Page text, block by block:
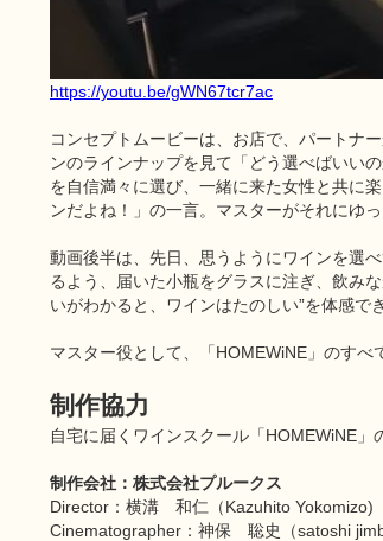
https://youtu.be/gWN67tcr7ac
コンセプトムービーは、お店で、パートナ
ンのラインナップを見て「どう選べばいい
を自信満々に選び、一緒に来た女性と共に
ンだよね！」の一言。マスターがそれにゆ
動画後半は、先日、思うようにワインを選
るよう、届いた小瓶をグラスに注ぎ、飲み
いがわかると、ワインはたのしい”を体感で
マスター役として、「HOMEWiNE」のす
制作協力
自宅に届くワインスクール「HOMEWiNE
制作会社：株式会社プルークス
Director：横溝 和仁（Kazuhito Yokomizo)
Cinematographer：神保 聡史（satoshi